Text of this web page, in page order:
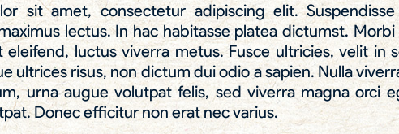
sit amet, consectetur adipiscing elit.
lectus. In hac habitasse platea dictumst.
luctus viverra metus. Fusce ultricies, velit in
ultrices risus, non dictum dui odio a sapien. Nulla
urna augue volutpat felis, sed viverra magna orci
Donec efficitur non erat nec varius.